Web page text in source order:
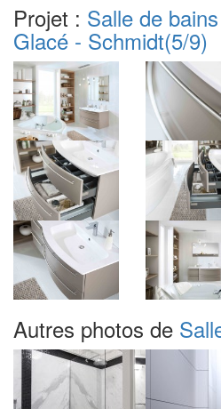
Projet : Salle de
Glacé - Schmidt(5/9)
Autres photos de